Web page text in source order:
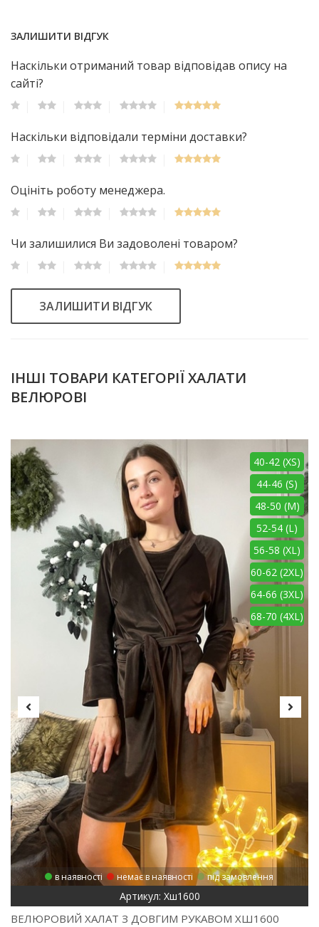
ЗАЛИШИТИ ВІДГУК
Наскільки отриманий товар відповідав опису на
сайті?
Наскільки відповідали терміни доставки?
Оцініть роботу менеджера.
Чи залишилися Ви задоволені товаром?
ЗАЛИШИТИ ВІДГУК
ІНШІ ТОВАРИ КАТЕГОРІЇ ХАЛАТИ
ВЕЛЮРОВІ
40-42 (XS)
44-46 (S)
48-50 (M)
52-54 (L)
56-58 (XL)
60-62 (2XL)
64-66 (3XL)
68-70 (4XL)
в наявності немає в наявності під замовлення
Артикул: Хш1600
ВЕЛЮРОВИЙ ХАЛАТ З ДОВГИМ РУКАВОМ ХШ1600